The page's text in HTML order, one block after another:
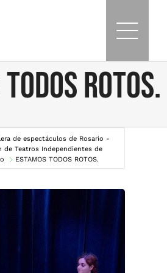
ROTOS.
de espectáculos de Rosario -
de Teatros Independientes de
ESTAMOS TODOS ROTOS.